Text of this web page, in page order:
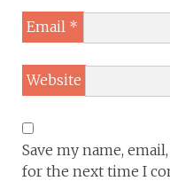
Email *
Website
Save my name,
for the next time I